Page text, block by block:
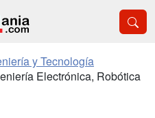
y Tecnología
Electrónica, Robótica